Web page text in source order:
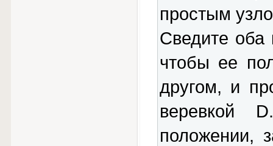
простым
Сведите оба
чтобы ее
другом, и
веревкой
положении,